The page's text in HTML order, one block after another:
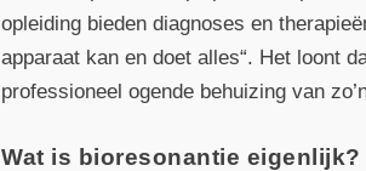
opleiding bieden diagnoses en
apparaat kan en doet alles“. Het loont
professioneel ogende behuizing van
Wat is bioresonantie eigenlijk?